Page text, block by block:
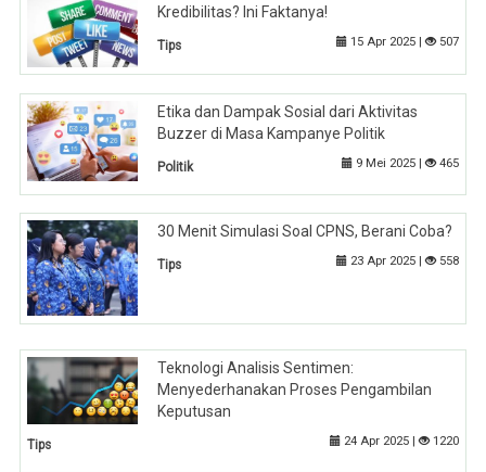
Kredibilitas? Ini Faktanya!
Tips 15 Apr 2025 | 507
Etika dan Dampak Sosial dari Aktivitas
Buzzer di Masa Kampanye Politik
Politik 9 Mei 2025 | 465
30 Menit Simulasi Soal CPNS, Berani Coba?
Tips 23 Apr 2025 | 558
Teknologi Analisis Sentimen:
Menyederhanakan Proses Pengambilan
Keputusan
Tips 24 Apr 2025 | 1220